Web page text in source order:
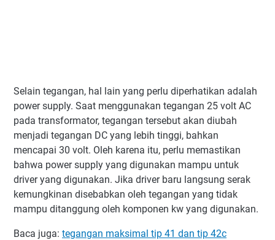
Selain tegangan, hal lain yang perlu diperhatikan adalah
power supply. Saat menggunakan tegangan 25 volt AC
pada transformator, tegangan tersebut akan diubah
menjadi tegangan DC yang lebih tinggi, bahkan
mencapai 30 volt. Oleh karena itu, perlu memastikan
bahwa power supply yang digunakan mampu untuk
driver yang digunakan. Jika driver baru langsung serak
kemungkinan disebabkan oleh tegangan yang tidak
mampu ditanggung oleh komponen kw yang digunakan.
Baca juga: tegangan maksimal tip 41 dan tip 42c